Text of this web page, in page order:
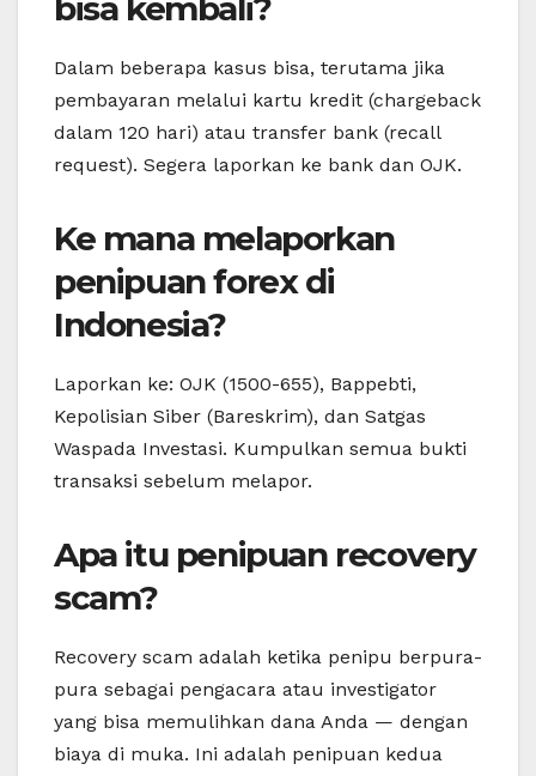
bisa kembali?
Dalam beberapa kasus bisa, terutama jika
pembayaran melalui kartu kredit (chargeback
dalam 120 hari) atau transfer bank (recall
request). Segera laporkan ke bank dan OJK.
Ke mana melaporkan
penipuan forex di
Indonesia?
Laporkan ke: OJK (1500-655), Bappebti,
Kepolisian Siber (Bareskrim), dan Satgas
Waspada Investasi. Kumpulkan semua bukti
transaksi sebelum melapor.
Apa itu penipuan recovery
scam?
Recovery scam adalah ketika penipu berpura-
pura sebagai pengacara atau investigator
yang bisa memulihkan dana Anda — dengan
biaya di muka. Ini adalah penipuan kedua